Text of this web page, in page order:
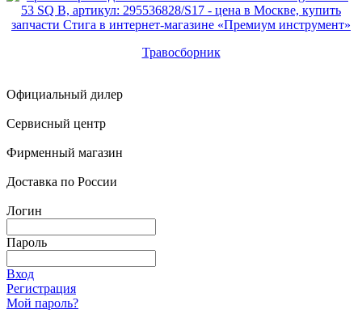
Травосборник
Официальный дилер
Сервисный центр
Фирменный магазин
Доставка по России
Логин
Пароль
Вход
Регистрация
Мой пароль?